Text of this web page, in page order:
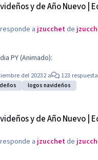
y de Año Nuevo |
a jzucchetde
PY (Animado):
del 20232 a 123
logos navideños
y de Año Nuevo |
ajzucchetde